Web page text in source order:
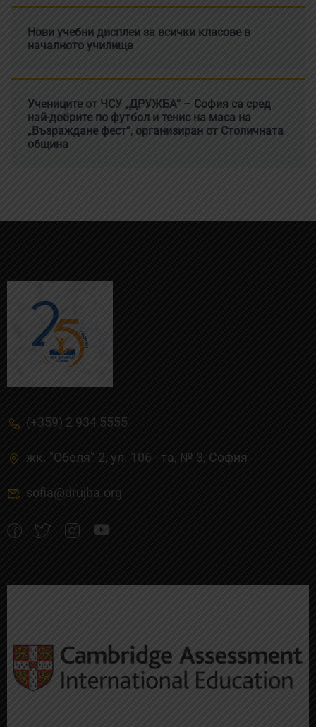
Нови учебни дисплеи за всички класове в
началното училище
Учениците от ЧСУ „ДРУЖБА“ – София са сред
най-добрите по футбол и тенис на маса на
„Възраждане фест“, организиран от Столичната
община
(+359) 2 934 5555
жк. "Обеля"-2, ул. 106 - та, № 3, Cофия
sofia@drujba.org